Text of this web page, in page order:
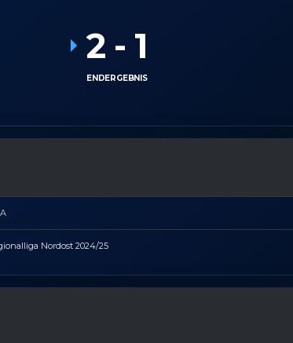
2 - 1
ENDERGEBNIS
Nordost 2024/25